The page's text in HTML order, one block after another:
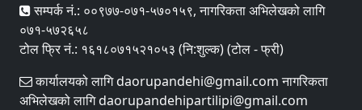
सम्पर्क नं.: ००९७७-०७१-५७०१५९, नागरिकता अभिलेखको लागि
०७१-५७२६५८
टोल फ्रि नं.: १६१८०७१५२१०५३ (नि:शुल्क) (टोल - फ्री)
कार्यालयको लागि daorupandehi@gmail.com नागरिकता
अभिलेखको लागि daorupandehipartilipi@gmail.com